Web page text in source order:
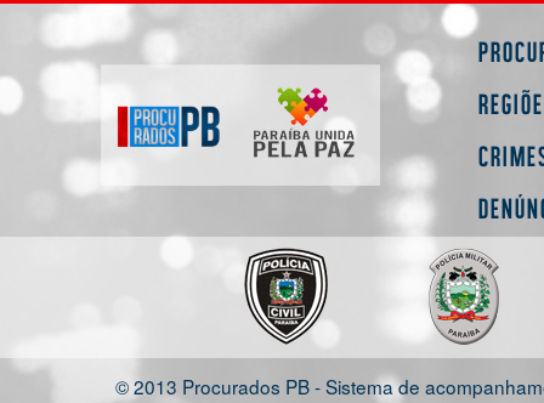
© 2013 Procurados PB - Sistema de